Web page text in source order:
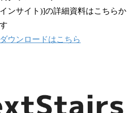
ンサイト)]の詳細資料はこちらか
ウンロードはこちら